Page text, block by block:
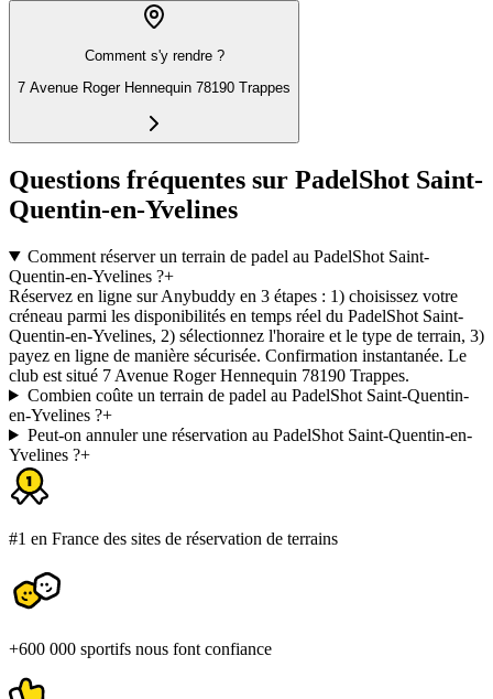
Comment s'y rendre ?
7 Avenue Roger Hennequin 78190 Trappes
Questions fréquentes sur PadelShot Saint-
Quentin-en-Yvelines
Comment réserver un terrain de padel au PadelShot Saint-
Quentin-en-Yvelines ?+
Réservez en ligne sur Anybuddy en 3 étapes : 1) choisissez votre
créneau parmi les disponibilités en temps réel du PadelShot Saint-
Quentin-en-Yvelines, 2) sélectionnez l'horaire et le type de terrain, 3)
payez en ligne de manière sécurisée. Confirmation instantanée. Le
club est situé 7 Avenue Roger Hennequin 78190 Trappes.
Combien coûte un terrain de padel au PadelShot Saint-Quentin-
en-Yvelines ?+
Peut-on annuler une réservation au PadelShot Saint-Quentin-en-
Yvelines ?+
#1 en France des sites de réservation de terrains
+600 000 sportifs nous font confiance